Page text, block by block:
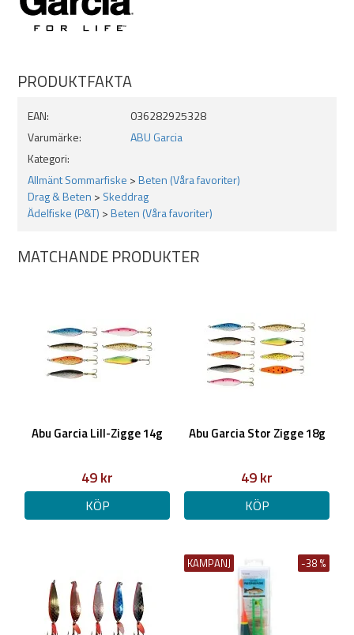
PRODUKTFAKTA
EAN:
036282925328
Varumärke:
ABU Garcia
Kategori:
Allmänt Sommarfiske >Beten (Våra favoriter)
Drag & Beten > Skeddrag
Ädelfiske (P&T) >Beten (Våra favoriter)
MATCHANDE PRODUKTER
Abu Garcia Lill-Zigge 14g
49 kr
KÖP
Abu Garcia Stor Zigge 18g
49 kr
KÖP
KAMPANJ -38 %